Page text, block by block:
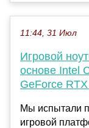
11:44, 31 Июл
Игровой
основе Intel
GeForce
Мы испытали
игровой